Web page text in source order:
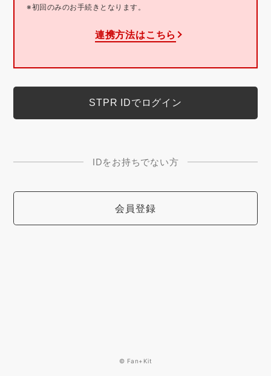
※初回のみのお手続きとなります。
連携方法はこちら
IDをお持ちでない方
会員登録
© Fan+Kit